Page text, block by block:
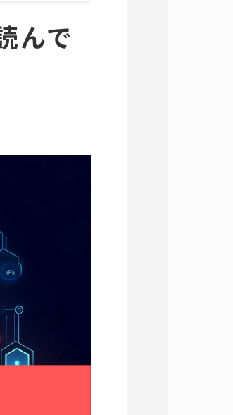
んで